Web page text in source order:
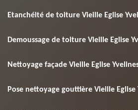
Etanchéité de toiture Vieille Eglise
Demoussage de toiture Vieille Eglise
Nettoyage façade Vieille Eglise
Pose nettoyage gouttière Vieille Eglise